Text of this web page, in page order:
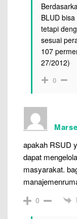
BLUD
tetapi
sesuai
107
27/2012)
0
apakah RSUD
dapat
masyarakat.
0